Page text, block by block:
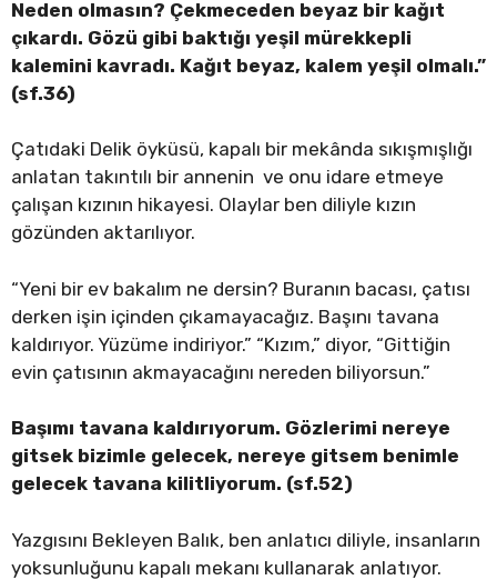
Neden olmasın? Çekmeceden beyaz bir kağıt
çıkardı. Gözü gibi baktığı yeşil mürekkepli
kalemini kavradı. Kağıt beyaz, kalem yeşil olmalı.”
(sf.36)
Çatıdaki Delik öyküsü, kapalı bir mekânda sıkışmışlığı
anlatan takıntılı bir annenin ve onu idare etmeye
çalışan kızının hikayesi. Olaylar ben diliyle kızın
gözünden aktarılıyor.
“Yeni bir ev bakalım ne dersin? Buranın bacası, çatısı
derken işin içinden çıkamayacağız. Başını tavana
kaldırıyor. Yüzüme indiriyor.” “Kızım,” diyor, “Gittiğin
evin çatısının akmayacağını nereden biliyorsun.”
Başımı tavana kaldırıyorum. Gözlerimi nereye
gitsek bizimle gelecek, nereye gitsem benimle
gelecek tavana kilitliyorum. (sf.52)
Yazgısını Bekleyen Balık, ben anlatıcı diliyle, insanların
yoksunluğunu kapalı mekanı kullanarak anlatıyor.